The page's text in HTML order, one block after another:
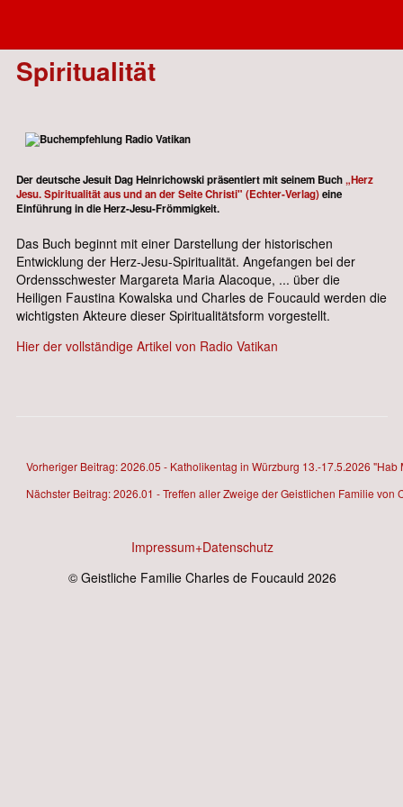
Spiritualität
Der deutsche Jesuit Dag Heinrichowski präsentiert mit seinem Buch„Herz
Jesu. Spiritualität aus und an der Seite Christi" (Echter-Verlag)eine
Einführung in die Herz-Jesu-Frömmigkeit.
Das Buch beginnt mit einer Darstellung der historischen
Entwicklung der Herz-Jesu-Spiritualität. Angefangen bei der
Ordensschwester Margareta Maria Alacoque, ... über die
Heiligen Faustina Kowalska und Charles de Foucauld werden die
wichtigsten Akteure dieser Spiritualitätsform vorgestellt.
Hier der vollständige Artikel von Radio Vatikan
Vorheriger Beitrag: 2026.05 - Katholikentag in Würzburg 13.-17.5.2026 "Hab
Nächster Beitrag: 2026.01 - Treffen aller Zweige der Geistlichen Familie
Impressum+Datenschutz
© Geistliche Familie Charles de Foucauld 2026